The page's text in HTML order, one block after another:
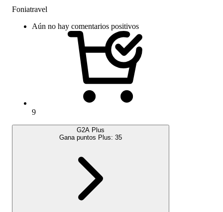
Foniatravel
Aún no hay comentarios positivos
9
G2A Plus
Gana puntos Plus: 35